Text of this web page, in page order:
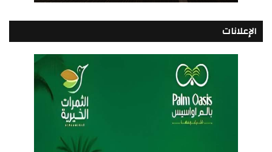
الإعلانات